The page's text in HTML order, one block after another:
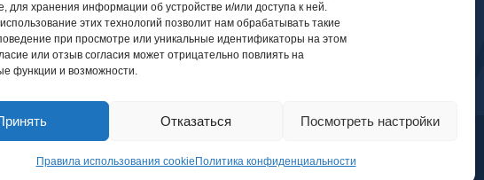
для хранения информации об устройстве и/или доступа к ней.
этих технологий позволит нам обрабатывать такие
при просмотре или уникальные идентификаторы на этом
или отзыв согласия может отрицательно повлиять на
функции и возможности.
Отказаться Посмотреть настройки
Правила использования cookie Политика конфиденциальности
Кофейня
Трюфель